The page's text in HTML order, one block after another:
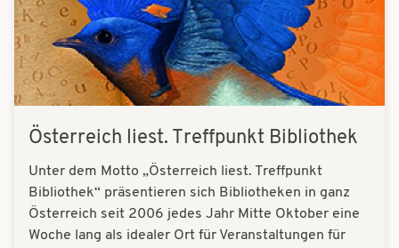
Österreich liest. Treffpunkt Bibliothek
Unter dem Motto „Österreich liest. Treffpunkt
Bibliothek“ präsentieren sich Bibliotheken in ganz
Österreich seit 2006 jedes Jahr Mitte Oktober eine
Woche lang als idealer Ort für Veranstaltungen für